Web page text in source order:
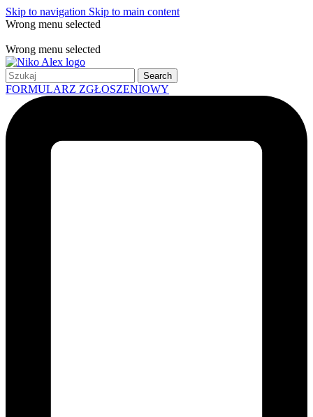
Skip to navigation Skip to main content
Wrong menu selected
Wrong menu selected
Search
FORMULARZ ZGŁOSZENIOWY